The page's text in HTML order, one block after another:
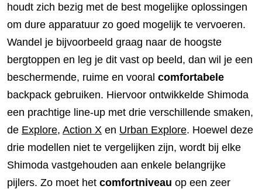
houdt zich bezig met de best mogelijke oplossingen
om dure apparatuur zo goed mogelijk te vervoeren.
Wandel je bijvoorbeeld graag naar de hoogste
bergtoppen en leg je dit vast op beeld, dan wil je een
beschermende, ruime en vooral comfortabele
backpack gebruiken. Hiervoor ontwikkelde Shimoda
een prachtige line-up met drie verschillende smaken,
de Explore, Action X en Urban Explore. Hoewel deze
drie modellen niet te vergelijken zijn, wordt bij elke
Shimoda vastgehouden aan enkele belangrijke
pijlers. Zo moet het comfortniveau op een zeer